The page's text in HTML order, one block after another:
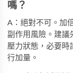
嗎？
A：絕對不可。加
副作用風險。建議
壓力狀態，必要時
行加量。